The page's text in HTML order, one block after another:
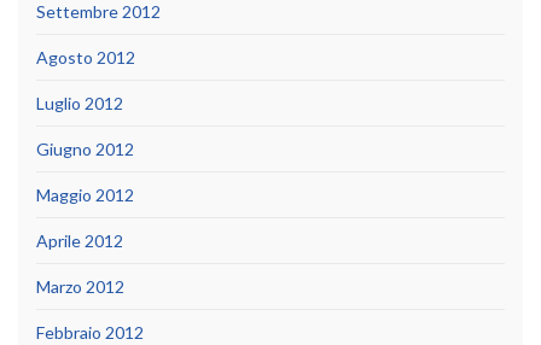
Settembre 2012
Agosto 2012
Luglio 2012
Giugno 2012
Maggio 2012
Aprile 2012
Marzo 2012
Febbraio 2012